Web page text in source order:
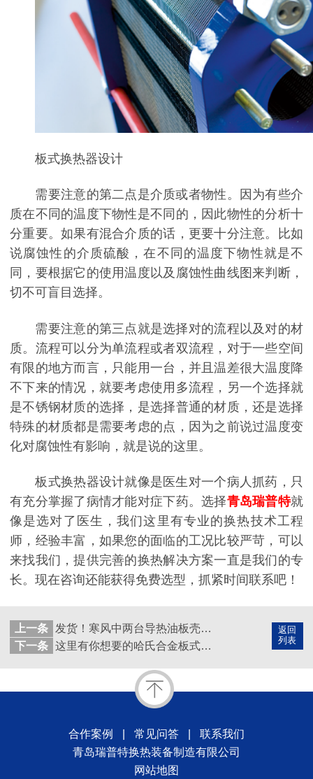
板式换热器设计
需要注意的第二点是介质或者物性。因为有些介
质在不同的温度下物性是不同的，因此物性的分析十
分重要。如果有混合介质的话，更要十分注意。比如
说腐蚀性的介质硫酸，在不同的温度下物性就是不
同，要根据它的使用温度以及腐蚀性曲线图来判断，
切不可盲目选择。
需要注意的第三点就是选择对的流程以及对的材
质。流程可以分为单流程或者双流程，对于一些空间
有限的地方而言，只能用一台，并且温差很大温度降
不下来的情况，就要考虑使用多流程，另一个选择就
是不锈钢材质的选择，是选择普通的材质，还是选择
特殊的材质都是需要考虑的点，因为之前说过温度变
化对腐蚀性有影响，就是说的这里。
板式换热器设计就像是医生对一个病人抓药，只
有充分掌握了病情才能对症下药。选择青岛瑞普特就
像是选对了医生，我们这里有专业的换热技术工程
师，经验丰富，如果您的面临的工况比较严苛，可以
来找我们，提供完善的换热解决方案一直是我们的专
长。现在咨询还能获得免费选型，抓紧时间联系吧！
返回
列表
上一条
发货！寒风中两台导热油板壳式换热器给客户装车运走
下一条
这里有你想要的哈氏合金板式换热器生产厂家
合作案例 常见问答
联系我们
青岛瑞普特换热装备制造有限公司
网站地图